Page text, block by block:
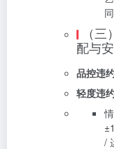
（
配与
品控违
轻度违
/